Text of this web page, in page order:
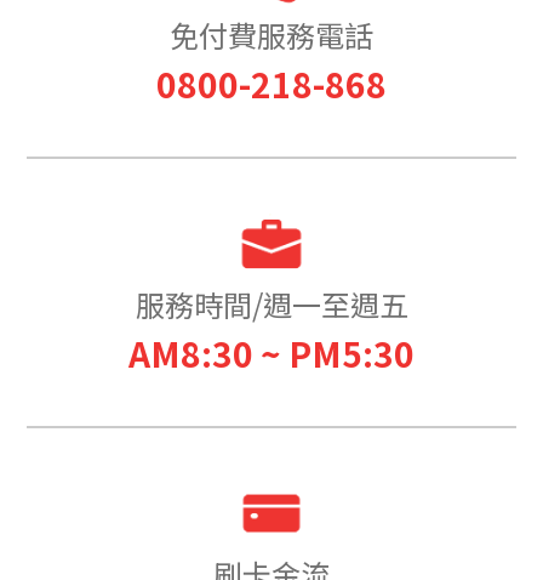
免付費服務電話
0800-218-868
服務時間/週一至週五
AM8:30 ~ PM5:30